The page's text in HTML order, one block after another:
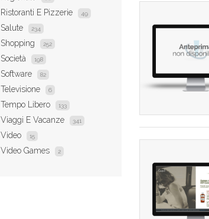
Ristoranti E Pizzerie 49
Salute 234
Shopping 252
Società 198
Software 82
Televisione 6
Tempo Libero 133
Viaggi E Vacanze 341
Video 15
Video Games 2